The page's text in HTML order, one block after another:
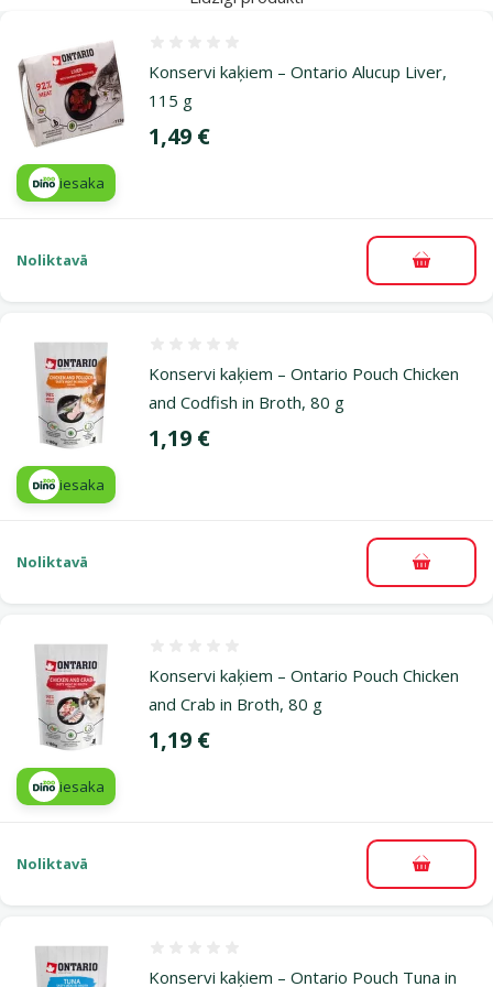
Konservi kaķiem – Ontario Alucup Liver,
115 g
Cena
1,49 €
iesaka
Noliktavā
Konservi kaķiem – Ontario Pouch Chicken
and Codfish in Broth, 80 g
Cena
1,19 €
iesaka
Noliktavā
Konservi kaķiem – Ontario Pouch Chicken
and Crab in Broth, 80 g
Cena
1,19 €
iesaka
Noliktavā
Konservi kaķiem – Ontario Pouch Tuna in